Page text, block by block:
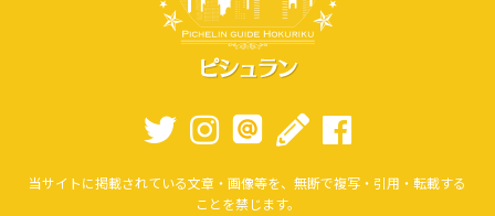
当サイトに掲載されている文章・画像等を、無断で複写・引用・転載する
ことを禁じます。